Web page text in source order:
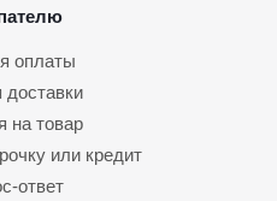
оплаты
доставки
на товар
или кредит
ответ